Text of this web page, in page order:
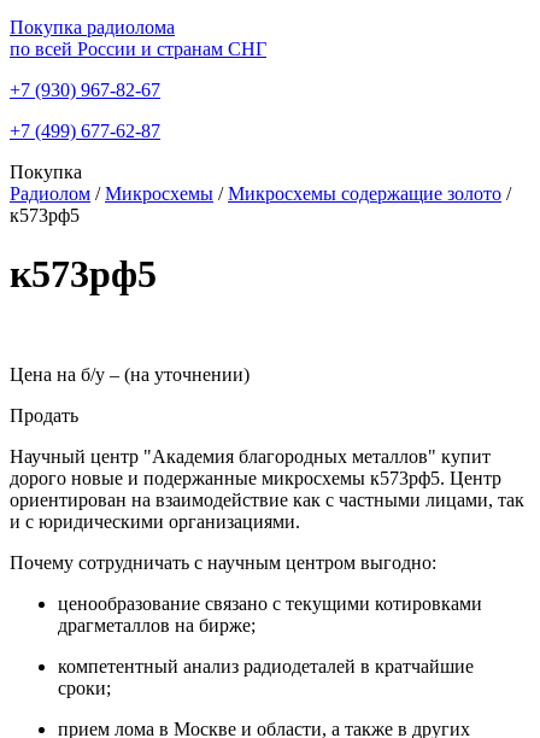
Покупка радиолома
по всей России и странам СНГ
+7 (930) 967-82-67
+7 (499) 677-62-87
Покупка
Радиолом / Микросхемы / Микросхемы содержащие золото /
к573рф5
к573рф5
Цена на б/у – (на уточнении)
Продать
Научный центр "Академия благородных металлов" купит
дорого новые и подержанные микросхемы к573рф5. Центр
ориентирован на взаимодействие как с частными лицами, так
и с юридическими организациями.
Почему сотрудничать с научным центром выгодно:
ценообразование связано с текущими котировками
драгметаллов на бирже;
компетентный анализ радиодеталей в кратчайшие
сроки;
прием лома в Москве и области, а также в других